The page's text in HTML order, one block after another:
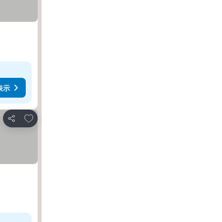
示
シェア
お気に入りに追加